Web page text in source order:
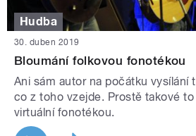
Hudba
30. duben 2019
Bloumání folkovou fonotékou
Ani sám autor na počátku vysílání
co z toho vzejde. Prostě takové
virtuální fonotékou.